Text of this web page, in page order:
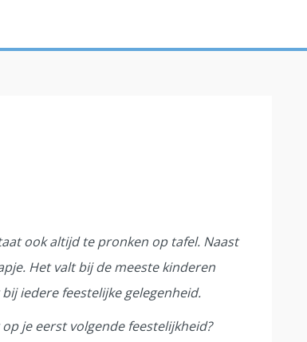
ook altijd te pronken op tafel. Naast
Het valt bij de meeste kinderen
iedere feestelijke gelegenheid.
je eerst volgende feestelijkheid?